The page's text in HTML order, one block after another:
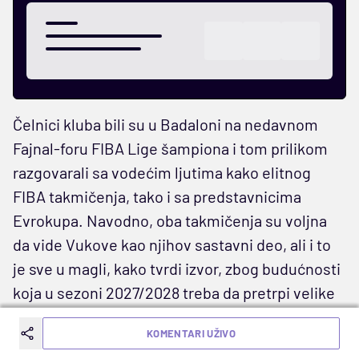
Čelnici kluba bili su u Badaloni na nedavnom
Fajnal-foru FIBA Lige šampiona i tom prilikom
razgovarali sa vodećim ljutima kako elitnog
FIBA takmičenja, tako i sa predstavnicima
Evrokupa. Navodno, oba takmičenja su voljna
da vide Vukove kao njihov sastavni deo, ali i to
je sve u magli, kako tvrdi izvor, zbog budućnosti
koja u sezoni 2027/2028 treba da pretrpi velike
promene sa NBA Evropom.
KOMENTARI UŽIVO